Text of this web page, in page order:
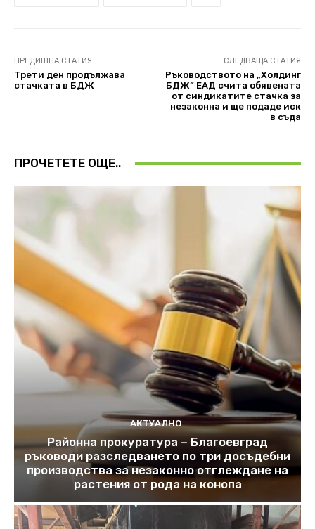
ПРЕДИШНА СТАТИЯ
Трети ден продължава
стачката в БДЖ
СЛЕДВАЩА СТАТИЯ
Ръководството на „Холдинг
БДЖ” ЕАД счита обявената
от синдикатите стачка за
незаконна и ще подаде иск
в съда
ПРОЧЕТЕТЕ ОЩЕ..
АКТУАЛНО
Районна прокуратура – Благоевград
ръководи разследването по три досъдебни
производства за незаконно отглеждане на
растения от рода на конопа